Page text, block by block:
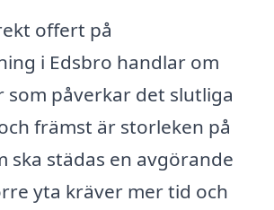
offert på
i Edsbro handlar om
påverkar det slutliga
främst är storleken på
ska städas en avgörande
yta kräver mer tid och